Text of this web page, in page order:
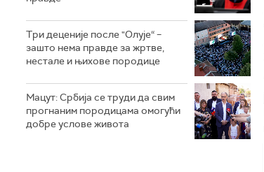
Три деценије после "Олује“ –
зашто нема правде за жртве,
нестале и њихове породице
Мацут: Србија се труди да свим
прогнаним породицама омогући
добре услове живота